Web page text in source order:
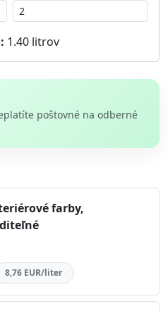
1.40 litrov
poštovné na odberné
farby,
8,76 EUR/liter